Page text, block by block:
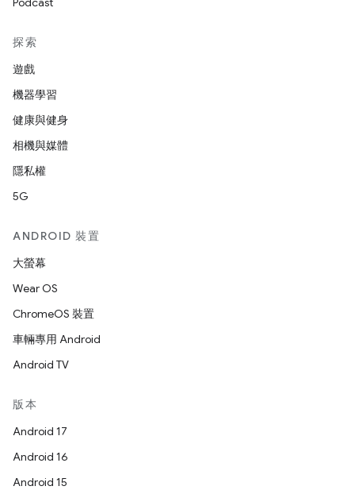
探索
遊戲
機器學習
健康與健身
相機與媒體
隱私權
5G
ANDROID 裝置
大螢幕
Wear OS
ChromeOS 裝置
車輛專用 Android
Android TV
版本
Android 17
Android 16
Android 15